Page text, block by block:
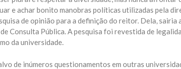
e achar bonito manobras políticas utilizadas pela
de opinião para a definição do reitor. Dela,
Consulta Pública. A pesquisa foi revestida de
da universidade.
de inúmeros questionamentos em outras